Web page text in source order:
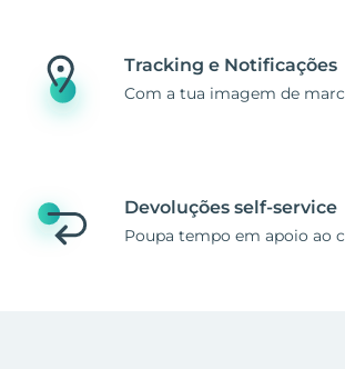
Tracking e Notificações
Com a tua imagem de
Devoluções self-service
Poupa tempo em apoio ao